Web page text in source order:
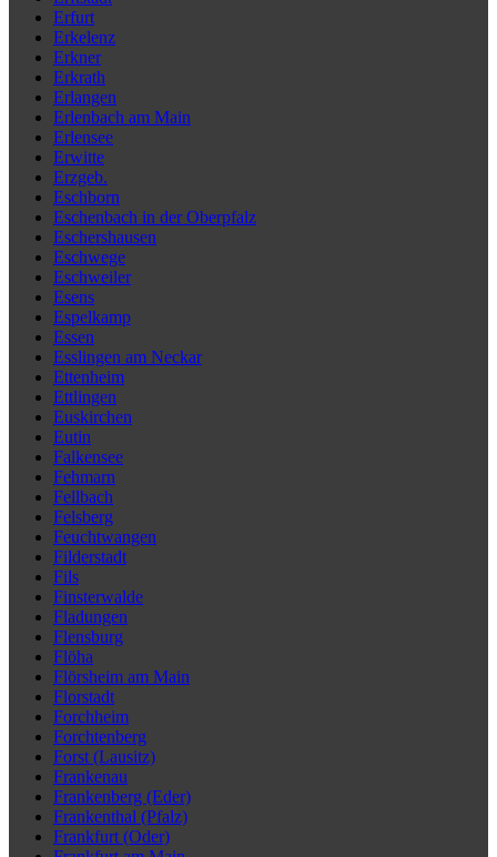
Erfurt
Erkelenz
Erkner
Erkrath
Erlangen
Erlenbach am Main
Erlensee
Erwitte
Erzgeb.
Eschborn
Eschenbach in der Oberpfalz
Eschershausen
Eschwege
Eschweiler
Esens
Espelkamp
Essen
Esslingen am Neckar
Ettenheim
Ettlingen
Euskirchen
Eutin
Falkensee
Fehmarn
Fellbach
Felsberg
Feuchtwangen
Filderstadt
Fils
Finsterwalde
Fladungen
Flensburg
Flöha
Flörsheim am Main
Florstadt
Forchheim
Forchtenberg
Forst (Lausitz)
Frankenau
Frankenberg (Eder)
Frankenthal (Pfalz)
Frankfurt (Oder)